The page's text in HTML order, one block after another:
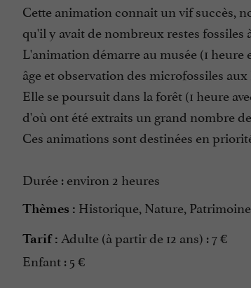
Cette animation connait un vif succès,
qu'il y avait de nombreux restes fossiles
L'animation démarre au musée (1
âge et observation des microfossiles
Elle se poursuit dans la forêt (1 heure
d'où ont été extraits un grand nombre
Ces animations sont destinées en
Durée : environ 2 heures
Thèmes : Historique, Nature,
Tarif : Adulte (à partir de 12 ans) : 7 €
Enfant : 5 €